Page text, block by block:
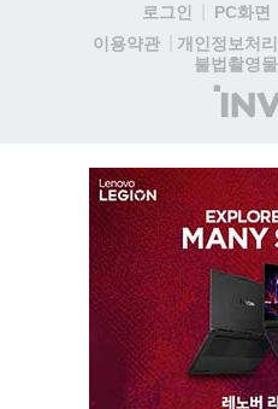
로그인 PC화면
이용약관
개인정보처
불법촬영